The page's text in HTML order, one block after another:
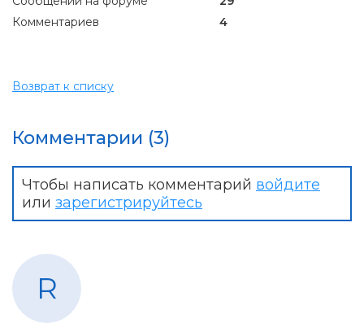
Комментариев
4
Возврат к списку
Комментарии (3)
Чтобы написать комментарий войдите
или зарегистрируйтесь
R